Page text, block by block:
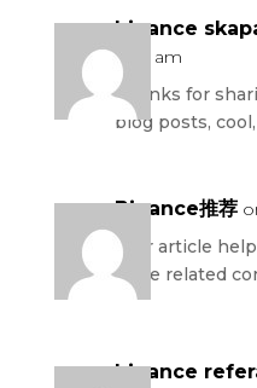
binance
6:44 am
Thanks for
blog posts,
Binance推荐
Your article
more related
binance